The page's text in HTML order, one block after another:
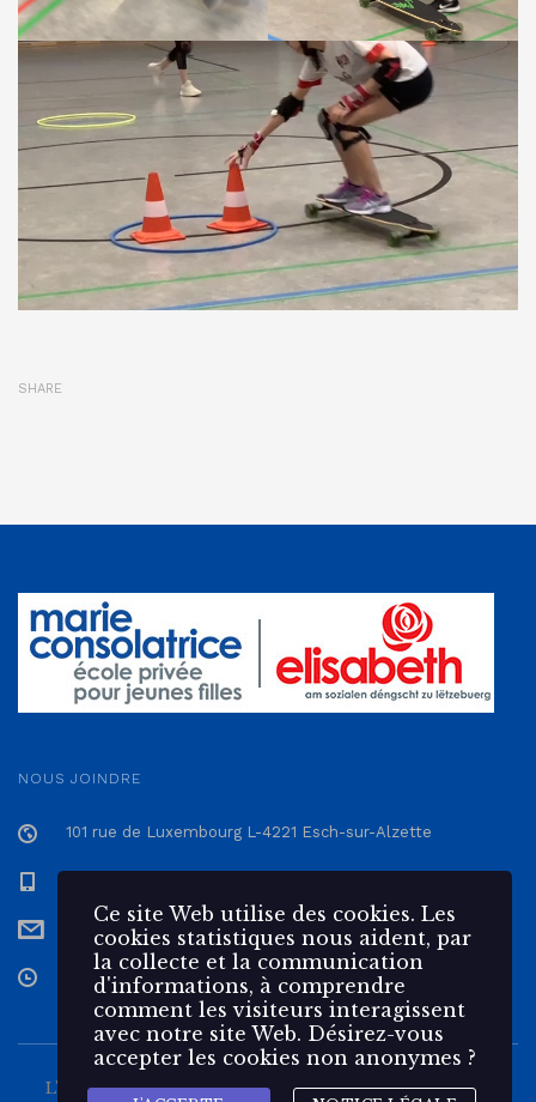
SHARE
NOUS JOINDRE
101 rue de Luxembourg L-4221 Esch-sur-Alzette
secretariat@epmc.lu
Du Lundi au Vendredi de 7h30 à 17h
L'École Privée Marie Consolatrice est une école pour
Ce site Web utilise des cookies. Les
cookies statistiques nous aident, par
la collecte et la communication
d'informations, à comprendre
comment les visiteurs interagissent
avec notre site Web. Désirez-vous
accepter les cookies non anonymes ?